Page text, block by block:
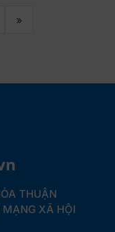
»
THUẬN
XÃ HỘI